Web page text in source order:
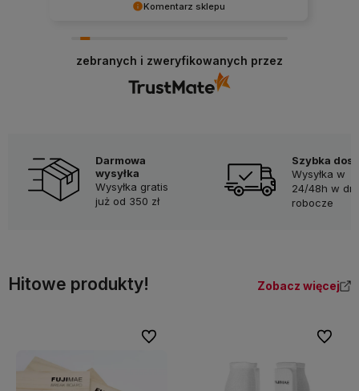
Komentarz sklepu
klientów takich jak Ty i jesteśmy zadowoleni, że
nam się udało. Mamy nadzieję, że do nas wrócisz
:) Pozdrawiamy
zebranych i zweryfikowanych przez
Darmowa
wysyłka
Wysyłka gratis
już od 350 zł
Szybka
Wysyłka w
24/48h w dni
robocze
Hitowe produkty! Zobacz więcej
Do ulubionych Do